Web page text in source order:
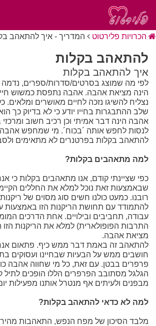
הכרויות פלירטוט המדריך - איך להתאהב
להתאהב בקלות
איך להתאהב בקלות
לפי מה שמוצג בסרטים/סדרות/ספרים, נדמה
הינה מציאת אהבה. אהבה נתפסת כמשוש
נצליח להשיגו נזכה לחיים מאושרים ומלאים.
שלב ההתבגרות בחייו יודע כי לא בדיוק כך
אהבה הינה דבר אמיתי וכן רכיב חשוב ומרכזי
לנסות לחפש אותה ´בכוח´. מי שמחפש אהבה
להתאהב בקלות בפרטנרים לא מתאימים
למה מתאהבים בקלות?
כפי שציינתי קודם, אנו מתאהבים בקלות כי
שבאמצעות זאת נוכל למלא את החללים
רובנו. כמעט כולנו חשים סוג מסוים של
להתמודד עם תחושת הריקנות הזו באמצעות
עבודה, תחביבים ובילויים. אחת הדרכים
התרבות הפופולארית) למלא את הריקנות
מציאת אהבה.
להתאהב זה באמת דבר ממש כיף. פתאום
חושבים ממש על הבעיות שבחיינו ועסוקים
פרפרים בבטן. עם זאת, כל מי שחווה אהבה
הגלגל מסתובב הפרפרים הללו הופכים לתיל
מבפנים ולעיתים אף מנטרל אותנו מפעילות
למה לא כדאי להתאהב בקלות?
מלבד הסיכון של מפח הנפש, התאהבות